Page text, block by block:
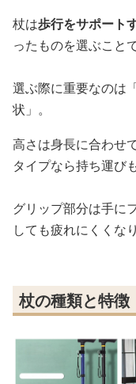
杖は歩行をサポート
ったものを選ぶこと
選ぶ際に重要なのは
状」。
高さは身長に合わせ
タイプなら持ち運び
グリップ部分は手に
しても疲れにくくな
杖の種類と特徴